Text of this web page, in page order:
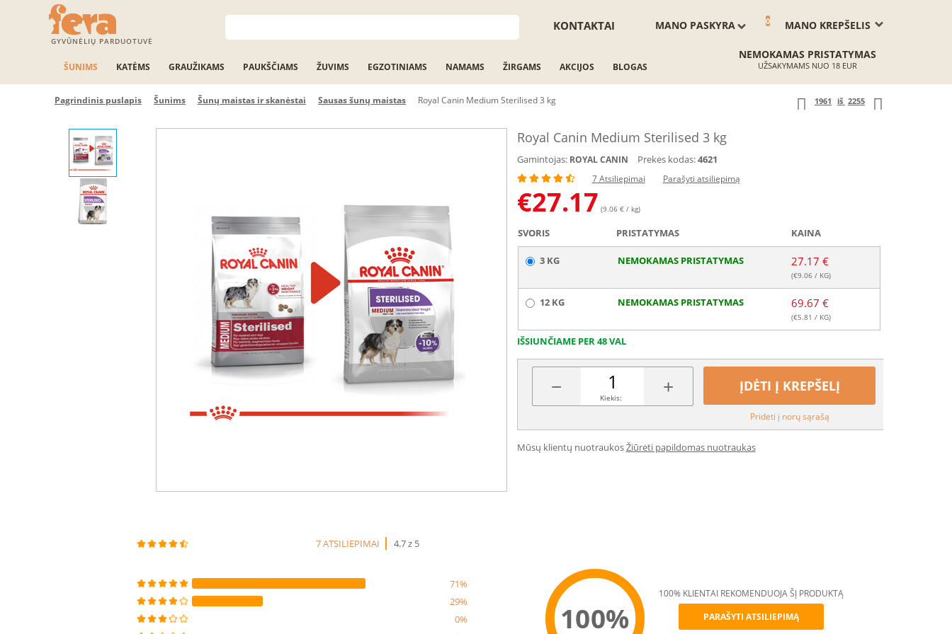
GYVŪNĖLIŲ PARDUOTUVĖ
MANO KREPŠELIS
0
MANO PASKYRA
KONTAKTAI
ŠUNIMS KATĖMS GRAUŽIKAMS PAUKŠČIAMS ŽUVIMS EGZOTINIAMS NAMAMS ŽIRGAMS AKCIJOS BLOGAS
NEMOKAMAS PRISTATYMAS
UŽSAKYMAMS NUO 18 EUR
Pagrindinis puslapis Šunims Šunų maistas ir skanėstai Sausas šunų maistas Royal Canin Medium Sterilised 3 kg 1961 iš 2255
Royal Canin Medium Sterilised 3 kg
Gamintojas: ROYAL CANIN Prekės kodas:4621
7 Atsiliepimai Parašyti atsiliepimą
€27.17 (9.06 € / kg)
SVORIS PRISTATYMAS KAINA
3 KG NEMOKAMAS PRISTATYMAS 27.17 €
(€9.06 / KG)
12 KG NEMOKAMAS PRISTATYMAS 69.67 €
(€5.81 / KG)
IŠSIUNČIAME PER 48 VAL
− +
Kiekis:
ĮDĖTI Į KREPŠELĮ
Pridėti į norų sąrašą
Mūsų klientų nuotraukosŽiūrėti papildomas nuotraukas
7 ATSILIEPIMAI 4.7 z 5
71%
29%
0%
100%
100% KLIENTAI REKOMENDUOJA ŠĮ PRODUKTĄ
PARAŠYTI ATSILIEPIMĄ